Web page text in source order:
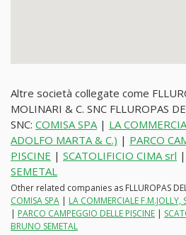
Altre società collegate come
MOLINARI & C. SNC FLLUROPAS
SNC: COMISA SPA | LA
ADOLFO MARTA & C.) | PARCO
PISCINE | SCATOLIFICIO CIMA srl |
SEMETAL
Other related companies as FLLUROPAS
COMISA SPA | LA COMMERCIALE
| PARCO CAMPEGGIO DELLE PISCINE |
BRUNO SEMETAL